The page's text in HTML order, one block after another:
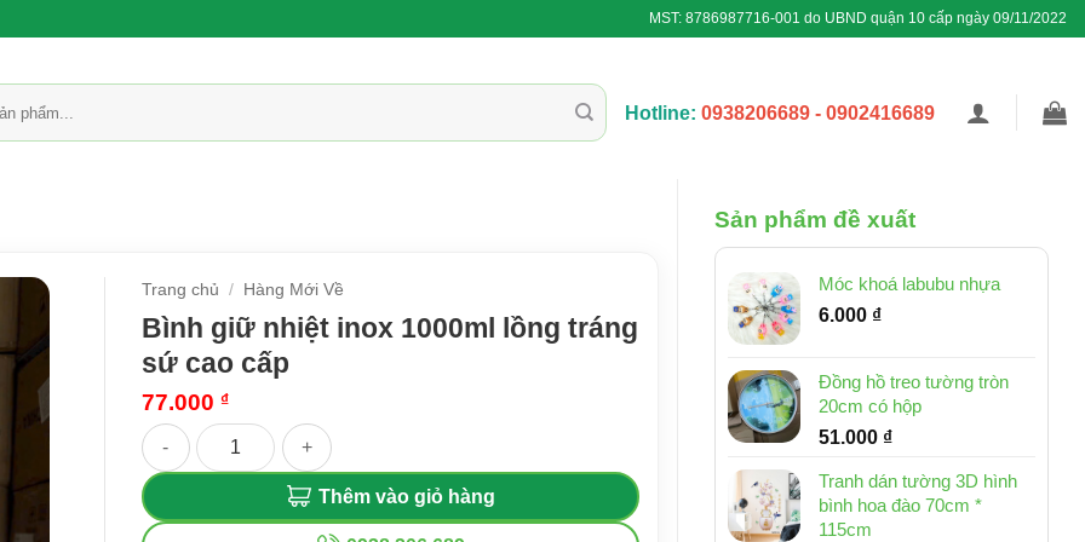
MST: 8786987716-001 do UBND quận 10 cấp ngày 09/11/2022
Hotline: 0938206689 - 0902416689
Sản phẩm đề xuất
Móc khoá labubu nhựa
6.000 ₫
Đồng hồ treo tường tròn
20cm có hộp
51.000 ₫
Tranh dán tường 3D hình
bình hoa đào 70cm *
115cm
Trang chủ / Hàng Mới Về
Bình giữ nhiệt inox 1000ml lồng tráng
sứ cao cấp
77.000 ₫
Bình giữ nhiệt inox 1000ml lồng tráng sứ cao cấp số lượng
Thêm vào giỏ hàng